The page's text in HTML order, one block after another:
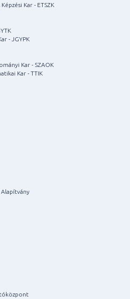
Kar - ETSZK
- JGYPK
Kar - SZAOK
Kar - TTIK